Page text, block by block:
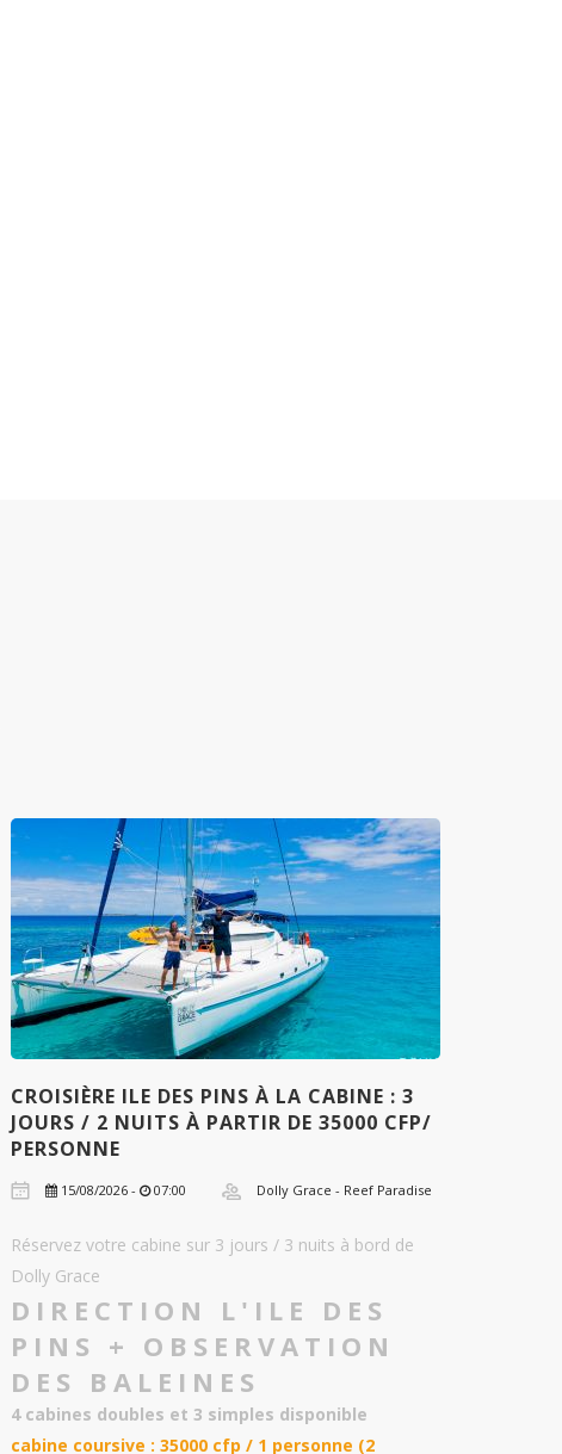
CROISIÈRE ILE DES PINS À LA CABINE : 3
JOURS / 2 NUITS À PARTIR DE 35000 CFP/
PERSONNE
15/08/2026 - 07:00 Dolly Grace - Reef Paradise
Réservez votre cabine sur 3 jours / 3 nuits à bord de
Dolly Grace
DIRECTION L'ILE DES
PINS + OBSERVATION
DES BALEINES
4 cabines doubles et 3 simples disponible
cabine coursive : 35000 cfp / 1 personne (2